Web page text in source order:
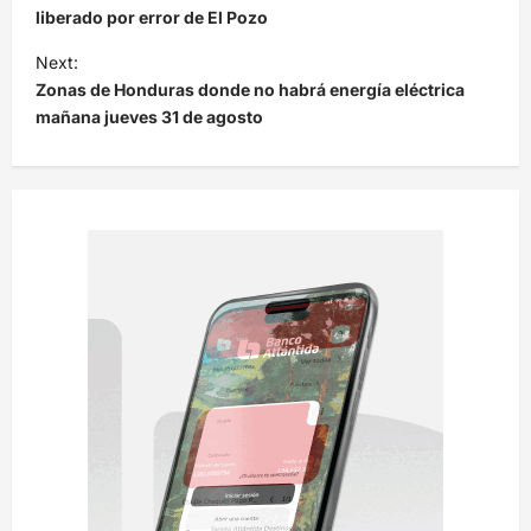
v
e
g
a
c
liberado por error de El Pozo
Next:
Zonas de Honduras donde no habrá energía eléctrica
mañana jueves 31 de agosto